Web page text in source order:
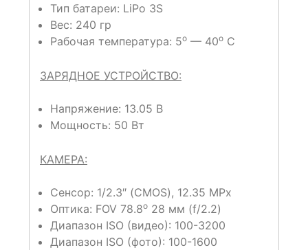
Тип батареи: LiPo 3S
Вес: 240 гр
Рабочая температура: 5o — 40o С
ЗАРЯДНОЕ УСТРОЙСТВО:
Напряжение: 13.05 В
Мощность: 50 Вт
КАМЕРА:
Сенсор: 1/2.3″ (CMOS), 12.35 MPx
Оптика: FOV 78.8o 28 мм (f/2.2)
Диапазон ISO (видео): 100-3200
Диапазон ISO (фото): 100-1600